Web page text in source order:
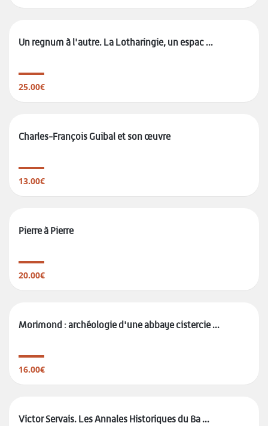
Un regnum à l'autre. La Lotharingie, un espac ...
25.00€
Charles-François Guibal et son œuvre
13.00€
Pierre à Pierre
20.00€
Morimond : archéologie d'une abbaye cistercie ...
16.00€
Victor Servais. Les Annales Historiques du Ba ...